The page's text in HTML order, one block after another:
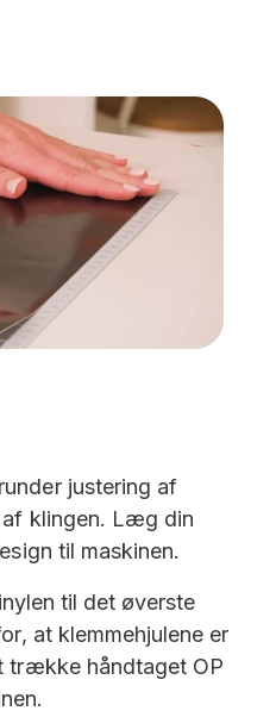
justering af
klingen. Læg din
til maskinen.
til det øverste
at klemmehjulene er
trække håndtaget OP